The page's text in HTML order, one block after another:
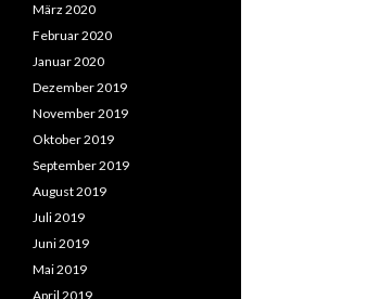
März 2020
Februar 2020
Januar 2020
Dezember 2019
November 2019
Oktober 2019
September 2019
August 2019
Juli 2019
Juni 2019
Mai 2019
April 2019